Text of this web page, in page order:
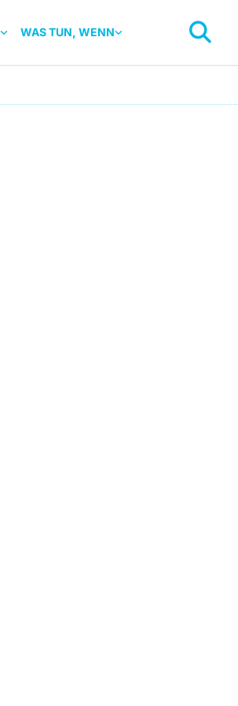
WAS TUN, WENN